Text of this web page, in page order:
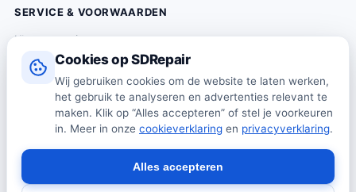
Cookies op SDRepair
Wij gebruiken cookies om de website te laten werken,
het gebruik te analyseren en advertenties relevant te
maken. Klik op “Alles accepteren” of stel je voorkeuren
in. Meer in onze cookieverklaring en privacyverklaring.
Alles accepteren
SERVICE & VOORWAARDEN
Klantenservice
Verzending & levering
Retourneren
Algemene voorwaarden